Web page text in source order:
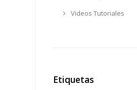
Videos Tutoriales
Etiquetas